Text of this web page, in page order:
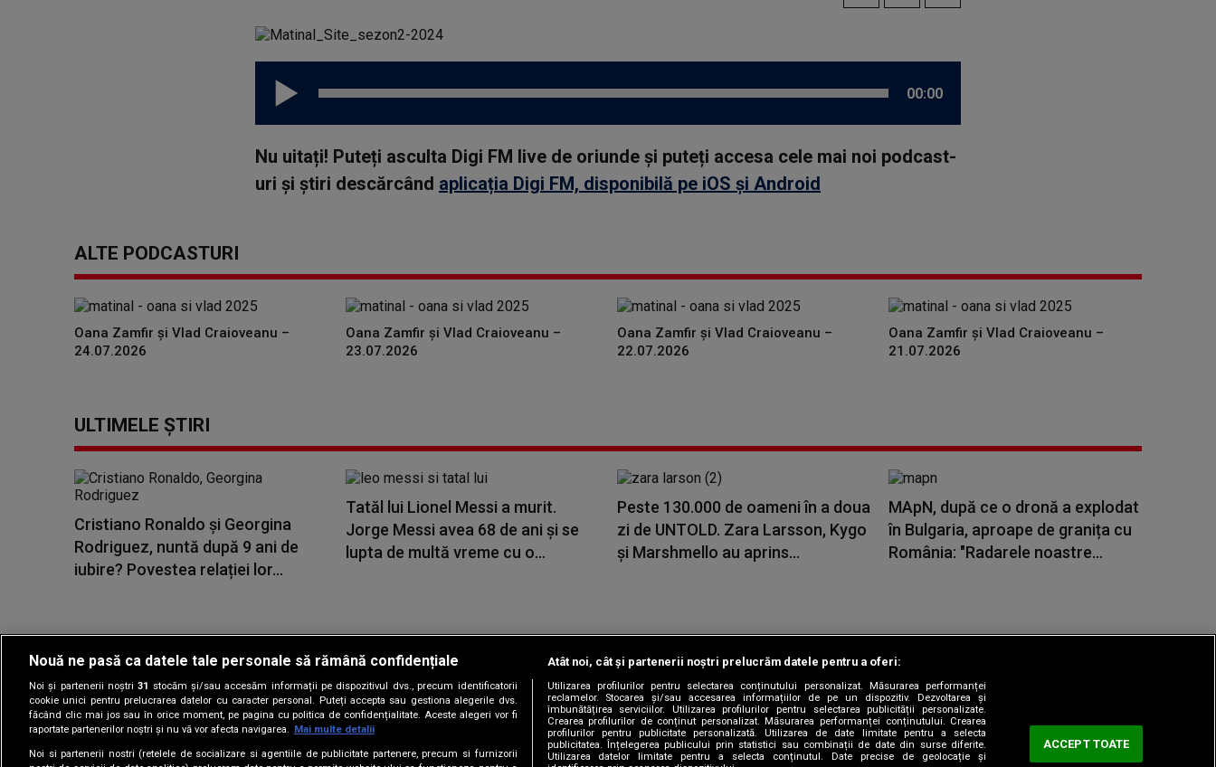
00:00
Nu uitați! Puteți asculta Digi FM live de oriunde și puteți accesa cele mai noi podcast-
uri și știri descărcând aplicația Digi FM, disponibilă pe iOS și Android
ALTE PODCASTURI
Oana Zamfir și Vlad Craioveanu –
24.07.2026
Oana Zamfir și Vlad Craioveanu –
23.07.2026
Oana Zamfir și Vlad Craioveanu –
22.07.2026
Oana Zamfir și Vlad Craioveanu –
21.07.2026
ULTIMELE ȘTIRI
Cristiano Ronaldo și Georgina
Rodriguez, nuntă după 9 ani de
iubire? Povestea relației lor...
Tatăl lui Lionel Messi a murit.
Jorge Messi avea 68 de ani și se
lupta de multă vreme cu o...
Peste 130.000 de oameni în a doua
zi de UNTOLD. Zara Larsson, Kygo
și Marshmello au aprins...
MApN, după ce o dronă a explodat
în Bulgaria, aproape de granița cu
România: "Radarele noastre...
Copyright © 2026 / DIGI ROMANIA S.A.
Gestionați preferințele|Termeni și condiții |Politica de confidențialitate|Contact/Info| Codul etic|Sitemap
Nouă ne pasă ca datele tale personale să rămână confidențiale
Noi și partenerii noștri31 stocăm și/sau accesăm informații pe dispozitivul dvs., precum identificatorii
cookie unici pentru prelucrarea datelor cu caracter personal. Puteți accepta sau gestiona alegerile dvs.
făcând clic mai jos sau în orice moment, pe pagina cu politica de confidențialitate. Aceste alegeri vor fi
raportate partenerilor noștri și nu vă vor afecta navigarea. Mai multe detalii
Noi si partenerii nostri (retelele de socializare si agentiile de publicitate partenere, precum si furnizorii
Atât noi, cât și partenerii noștri prelucrăm datele pentru a oferi:
Utilizarea profilurilor pentru selectarea conținutului personalizat. Măsurarea performanței
reclamelor. Stocarea și/sau accesarea informațiilor de pe un dispozitiv. Dezvoltarea și
îmbunătățirea serviciilor. Utilizarea profilurilor pentru selectarea publicității personalizate.
Crearea profilurilor de conținut personalizat. Măsurarea performanței conținutului. Crearea
profilurilor pentru publicitate personalizată. Utilizarea de date limitate pentru a selecta
publicitatea. Înțelegerea publicului prin statistici sau combinații de date din surse diferite.
Utilizarea datelor limitate pentru a selecta conținutul. Date precise de geolocație și
ACCEPT TOATE